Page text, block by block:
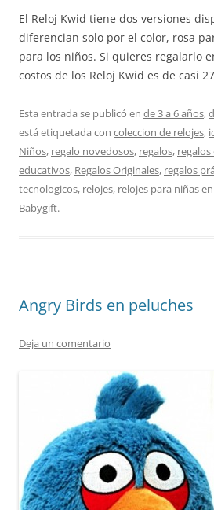
El Reloj Kwid tiene dos versiones
diferencian solo por el color, rosa
para los niños. Si quieres regalarlo
costos de los Reloj Kwid es de casi
Esta entrada se publicó en de 3 a 6 años,
está etiquetada con coleccion de relojes,
Niños, regalo novedosos, regalos,
educativos, Regalos Originales, regalos
tecnologicos, relojes, relojes para niñasen
Babygift.
Angry Birds en peluches
Deja un comentario